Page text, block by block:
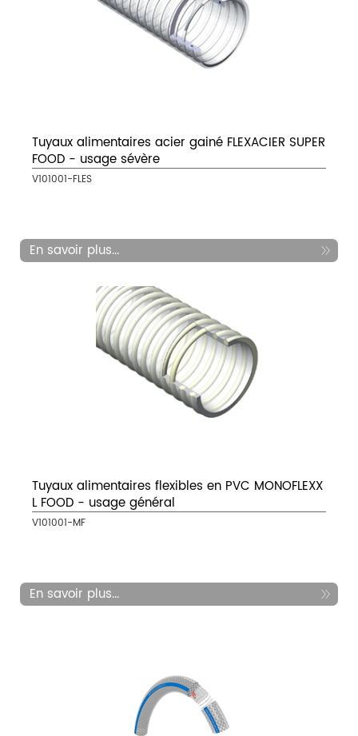
Tuyaux alimentaires acier gainé FLEXACIER SUPER
FOOD - usage sévère
V101001-FLES
En savoir plus...
Tuyaux alimentaires flexibles en PVC MONOFLEXX
L FOOD - usage général
V101001-MF
En savoir plus...